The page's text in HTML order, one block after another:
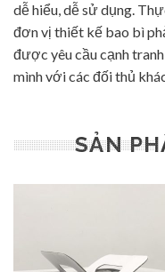
dễ hiểu, dễ sử dụng.
đơn vị thiết kế bao bì
được yêu cầu cạnh
mình với các đối thủ
SẢN